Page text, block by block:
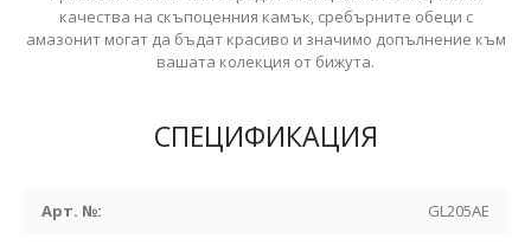
качества на скъпоценния камък, сребърните обеци с
амазонит могат да бъдат красиво и значимо допълнение към
вашата колекция от бижута.
СПЕЦИФИКАЦИЯ
Арт. №: GL205AE